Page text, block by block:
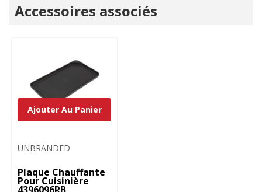
personnalisé
Accessoires associés
UNBRANDED
Plaque Chauffante
Pour Cuisinière
Ajouter Au Panier